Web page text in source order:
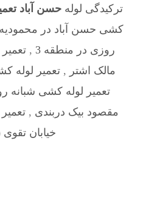
ترکیدگی لولهحسن آباد
کشی حسن آباد در محمودیه
روزی در منطقه 3
,
مالک اشتر , تعمیر لوله
تعمیر لوله کشی شبانه
مقصود بیک دربندی ,
خیابان